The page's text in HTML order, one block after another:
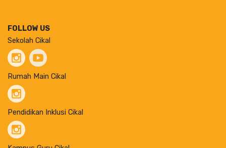
FOLLOW US
Sekolah Cikal
Rumah Main Cikal
Pendidikan Inklusi Cikal